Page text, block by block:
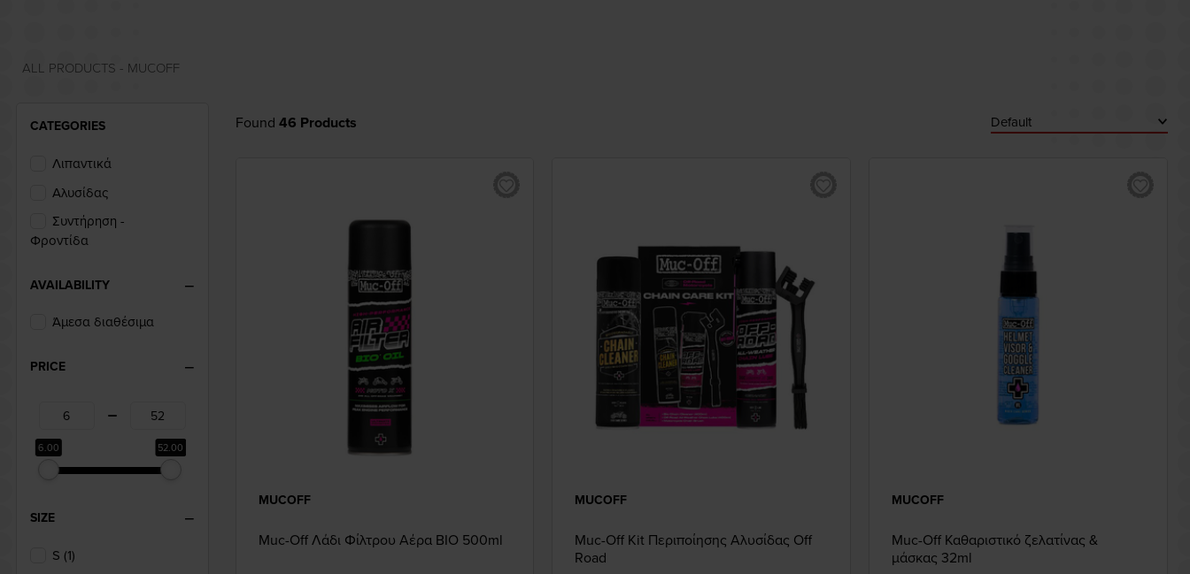
ALL PRODUCTS - MUCOFF
CATEGORIES
Λιπαντικά
Αλυσίδας
Συντήρηση -
Φροντίδα
AVAILABILITY
Άμεσα διαθέσιμα
PRICE
6.00 52.00
SIZE
S (1)
Found 46 Products
MUCOFF
Muc-Off Λάδι Φίλτρου Αέρα BIO 500ml
MUCOFF
Muc-Off Κit Περιποίησης Αλυσίδας Off
Road
MUCOFF
Muc-Off Καθαριστικό ζελατίνας &
μάσκας 32ml